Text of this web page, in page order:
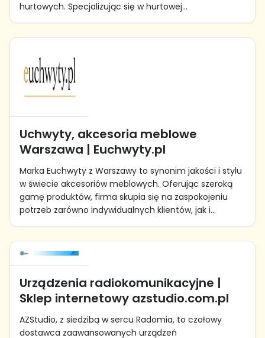
hurtowych. Specjalizując się w hurtowej...
Uchwyty, akcesoria meblowe
Warszawa | Euchwyty.pl
Marka Euchwyty z Warszawy to synonim jakości i stylu
w świecie akcesoriów meblowych. Oferując szeroką
gamę produktów, firma skupia się na zaspokojeniu
potrzeb zarówno indywidualnych klientów, jak i...
Urządzenia radiokomunikacyjne |
Sklep internetowy azstudio.com.pl
AZStudio, z siedzibą w sercu Radomia, to czołowy
dostawca zaawansowanych urządzeń